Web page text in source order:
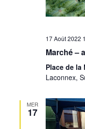
17 Août 2022
Marché –
Place de la
Laconnex,
MER
17